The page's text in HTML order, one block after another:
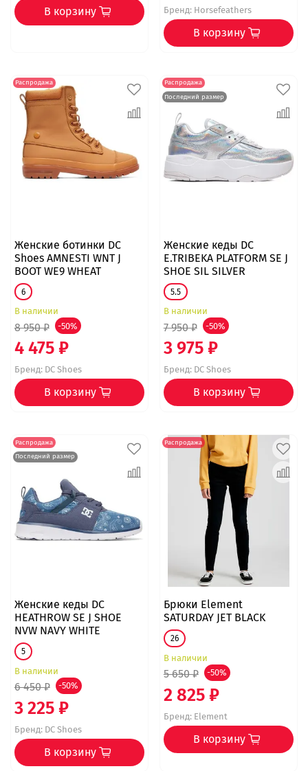
В корзину Бренд:Horsefeathers
В корзину
Распродажа
Женские ботинки DC
Shoes AMNESTI WNT J
BOOT WE9 WHEAT
6
В наличии
8 950 ₽ -50%
4 475 ₽
Бренд:DC Shoes
В корзину
Распродажа
Последний размер
Женские кеды DC
E.TRIBEKA PLATFORM SE J
SHOE SIL SILVER
5.5
В наличии
7 950 ₽ -50%
3 975 ₽
Бренд:DC Shoes
В корзину
Распродажа
Последний размер
Женские кеды DC
HEATHROW SE J SHOE
NVW NAVY WHITE
5
В наличии
6 450 ₽ -50%
3 225 ₽
Бренд:DC Shoes
В корзину
Распродажа
Брюки Element
SATURDAY JET BLACK
26
В наличии
5 650 ₽ -50%
2 825 ₽
Бренд:Element
В корзину